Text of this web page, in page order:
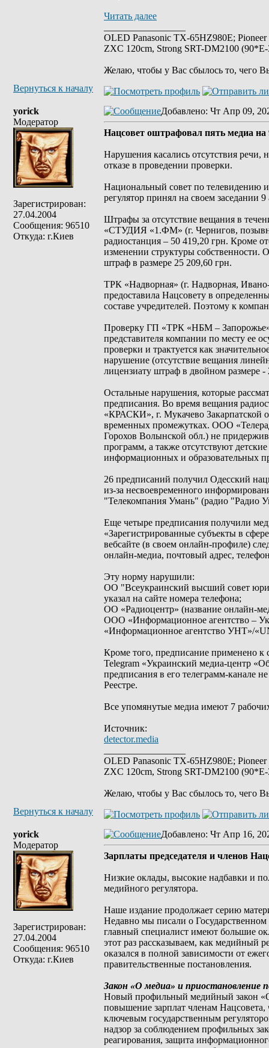
Читать далее
OLED Panasonic TX-65HZ980E;
ZXC 120cm, Strong SRT-DM2100
Желаю, чтобы у Вас сбылось то, чего
Вернуться к началу
yorick
Модератор
Зарегистрирован:
27.04.2004
Сообщения: 96510
Откуда: г.Киев
Добавлено: Чт Апр 09,
Нацсовет оштрафовал пять медиа на
Нарушения касались отсутствия речи,
отказе в проведении проверки.
Национальный совет по телевидению
регулятор принял на своем заседании 9
Штрафы за отсутствие вещания в
«СТУДИЯ «1.ФМ» (г. Чернигов,
радиостанция – 50 419,20 грн. Кроме
изменении структуры собственности.
штраф в размере 25 209,60 грн.
ТРК «Надворная» (г. Надворная,
предоставила Нацсовету в
составе учредителей. Поэтому к
Проверку ГП «ТРК «НБМ – Запорожье»
представителя компании по месту ее
проверки и трактуется как
нарушение (отсутствие вещания
лицензиату штраф в двойном размере -
Остальные нарушения, которые
предписания. Во время вещания
«КРАСКИ», г. Мукачево Закарпатской
временных промежутках. ООО
Горохов Волынской обл.) не
программ, а также отсутствуют
информационных и образовательных
26 предписаний получил Одесский
из-за несвоевременного
"Телекомпания Умань" (радио "Радио
Еще четыре предписания получили
«Зарегистрированные субъекты в
вебсайте (в своем онлайн-профиле)
онлайн-медиа, почтовый адрес,
Эту норму нарушили:
ОО "Всеукраинский высший совет
указал на сайте номера телефона;
ОО «Радиоцентр» (название онлайн-
ООО «Информационное агентство –
«Информационное агентство УНТ»/
Кроме того, предписание применено к
Telegram «Украинский медиа-центр
предписания в его телеграмм-канале
Реестре.
Все упомянутые медиа имеют 7
Источник:
detector.media
OLED Panasonic TX-65HZ980E;
ZXC 120cm, Strong SRT-DM2100
Желаю, чтобы у Вас сбылось то, чего
Вернуться к началу
yorick
Модератор
Зарегистрирован:
27.04.2004
Сообщения: 96510
Откуда: г.Киев
Добавлено: Чт Апр 16,
Зарплаты председателя и членов
Низкие оклады, высокие надбавки и
медийного регулятора.
Наше издание продолжает серию
Недавно мы писали о
главный специалист имеют большие
этот раз рассказываем, как
оказался в полной зависимости от
правительственные постановления.
Закон «О медиа» и приостановление
Новый профильный медийный закон
повышение зарплат членам Нацсовета,
ключевым государственным
надзор за соблюдением профильных
реагирования, защита